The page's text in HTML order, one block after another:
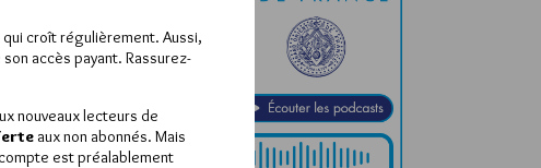
qui croît régulièrement. Aussi,
accès payant. Rassurez-
nouveaux lecteurs de
aux non abonnés. Mais
est préalablement